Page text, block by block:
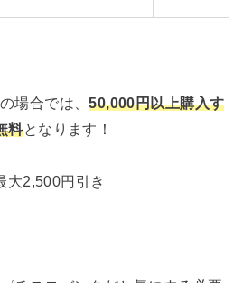
場合では、50,000円以上購入す
料となります！
大2,500円引き